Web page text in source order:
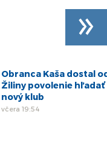
Obranca Kaša dostal
Žiliny povolenie hľadať
nový klub
včera 19:54
»